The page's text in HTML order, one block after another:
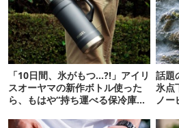
「10日間、氷がもつ…?!」アイリ
スオーヤマの新作ボトル使った
ら、もはや“持ち運べる保冷庫
話題
氷点
ノー